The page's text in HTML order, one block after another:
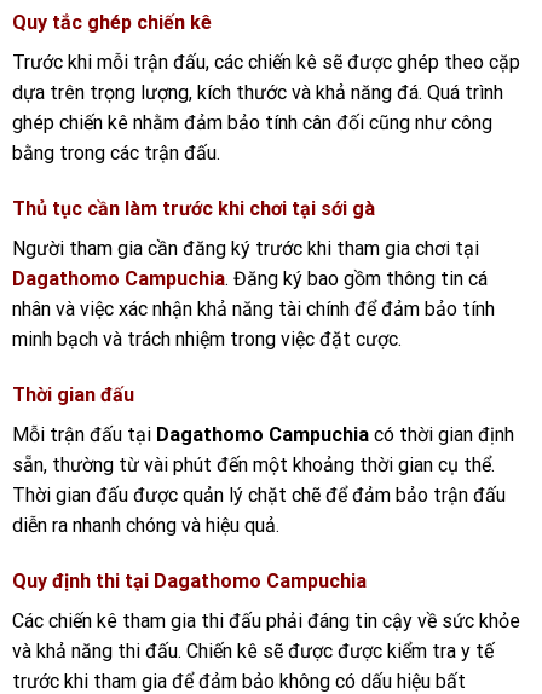
Quy tắc ghép chiến kê
Trước khi mỗi trận đấu, các chiến kê sẽ được ghép theo cặp
dựa trên trọng lượng, kích thước và khả năng đá. Quá trình
ghép chiến kê nhằm đảm bảo tính cân đối cũng như công
bằng trong các trận đấu.
Thủ tục cần làm trước khi chơi tại sới gà
Người tham gia cần đăng ký trước khi tham gia chơi tại
Dagathomo Campuchia. Đăng ký bao gồm thông tin cá
nhân và việc xác nhận khả năng tài chính để đảm bảo tính
minh bạch và trách nhiệm trong việc đặt cược.
Thời gian đấu
Mỗi trận đấu tại Dagathomo Campuchia có thời gian định
sẵn, thường từ vài phút đến một khoảng thời gian cụ thể.
Thời gian đấu được quản lý chặt chẽ để đảm bảo trận đấu
diễn ra nhanh chóng và hiệu quả.
Quy định thi tại Dagathomo Campuchia
Các chiến kê tham gia thi đấu phải đáng tin cậy về sức khỏe
và khả năng thi đấu. Chiến kê sẽ được được kiểm tra y tế
trước khi tham gia để đảm bảo không có dấu hiệu bất